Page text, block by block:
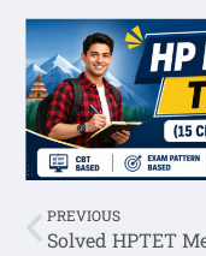
PREVIOUS